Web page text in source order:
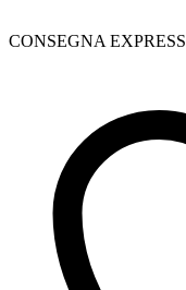
CONSEGNA EXPRESS